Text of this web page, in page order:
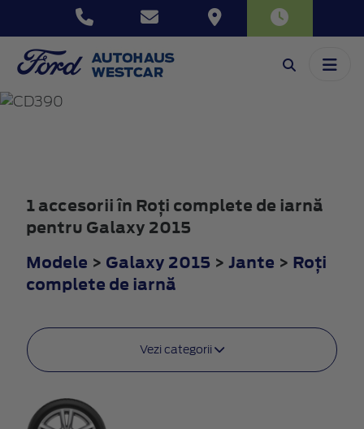
GALAXY
1 accesorii în Roţi complete de iarnă
pentru Galaxy 2015
Modele > Galaxy 2015 > Jante > Roţi
complete de iarnă
Vezi categorii